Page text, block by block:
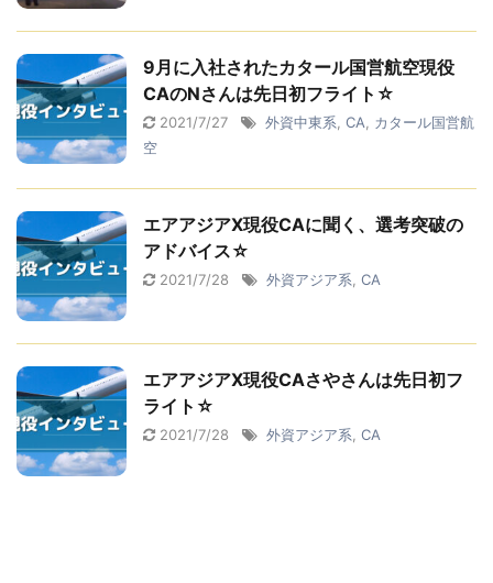
9月に入社されたカタール国営航空現役
CAのNさんは先日初フライト☆
2021/7/27 外資中東系 CA
カタール国営航
空
エアアジアX現役CAに聞く、選考突破の
アドバイス☆
2021/7/28 外資アジア系 CA
エアアジアX現役CAさやさんは先日初フ
ライト☆
2021/7/28 外資アジア系 CA